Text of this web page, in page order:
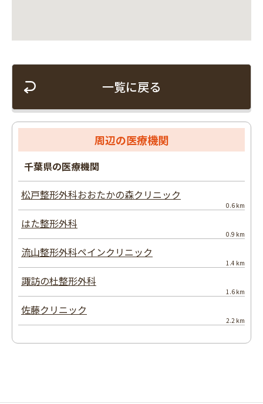
一覧に戻る
周辺の医療機関
千葉県の医療機関
松戸整形外科おおたかの森クリニック
0.6 km
はた整形外科
0.9 km
流山整形外科ペインクリニック
1.4 km
諏訪の杜整形外科
1.6 km
佐藤クリニック
2.2 km